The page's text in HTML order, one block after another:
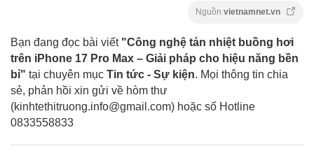
Nguồn vietnamnet.vn
Bạn đang đọc bài viết "Công nghệ tản nhiệt buồng hơi
trên iPhone 17 Pro Max – Giải pháp cho hiệu năng bền
bỉ" tại chuyên mục Tin tức - Sự kiện. Mọi thông tin chia
sẻ, phản hồi xin gửi về hòm thư
(kinhtethitruong.info@gmail.com) hoặc số Hotline
0833558833